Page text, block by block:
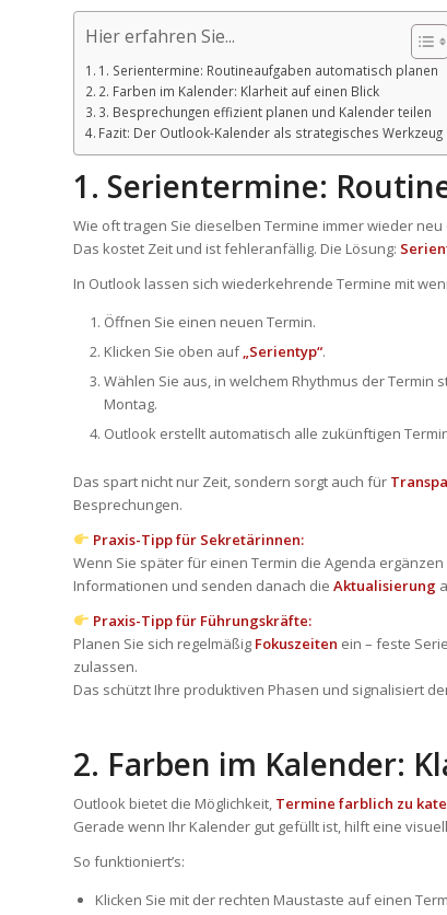
Hier erfahren Sie...
1. Serientermine: Routineaufgaben automatisch planen
2. Farben im Kalender: Klarheit auf einen Blick
3. Besprechungen effizient planen und Kalender teilen
Fazit: Der Outlook-Kalender als strategisches Werkzeug
1. Serientermine:
Wie oft tragen Sie dieselben Termine immer wieder
Das kostet Zeit und ist fehleranfällig. Die Lösung:
In Outlook lassen sich wiederkehrende Termine mit
Öffnen Sie einen neuen Termin.
Klicken Sie oben auf„Serientyp“.
Wählen Sie aus, in welchem Rhythmus der Termin
Montag.
Outlook erstellt automatisch alle zukünftigen
Das spart nicht nur Zeit, sondern sorgt auch für
Besprechungen.
Praxis-Tipp für Sekretärinnen:
Wenn Sie später für einen Termin die Agenda
Informationen und senden danach die Aktualisierung
Praxis-Tipp für Führungskräfte:
Planen Sie sich regelmäßig Fokuszeiten ein – feste
zulassen.
Das schützt Ihre produktiven Phasen und signalisiert
2. Farben im Kalender:
Outlook bietet die Möglichkeit, Termine farblich zu
Gerade wenn Ihr Kalender gut gefüllt ist, hilft eine
So funktioniert’s:
Klicken Sie mit der rechten Maustaste auf einen